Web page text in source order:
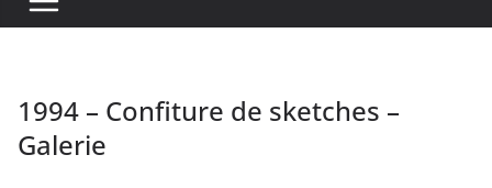
1994 – Confiture de sketches –
Galerie